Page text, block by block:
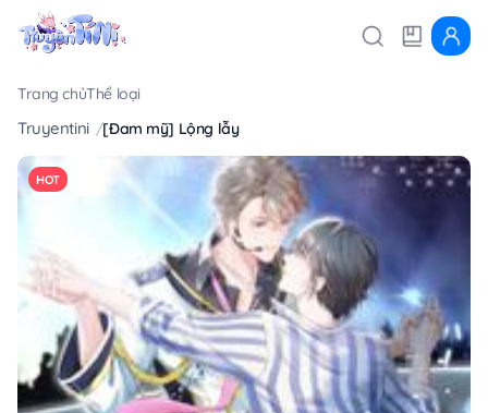
Trang chủThể loại
Truyentini [Đam mỹ] Lộng lẫy
HOT